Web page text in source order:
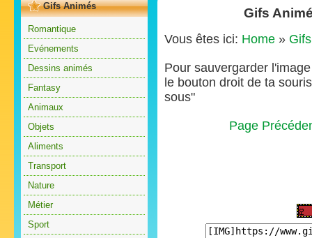
Gifs Animés
Romantique
Evénements
Dessins animés
Fantasy
Animaux
Objets
Aliments
Transport
Nature
Métier
Sport
Gifs
Vous êtes ici: Home »
Pour sauvergarder
le bouton droit de ta
sous"
Page